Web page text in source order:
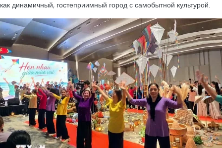
как динамичный, гостеприимный город с самобытной культурой.